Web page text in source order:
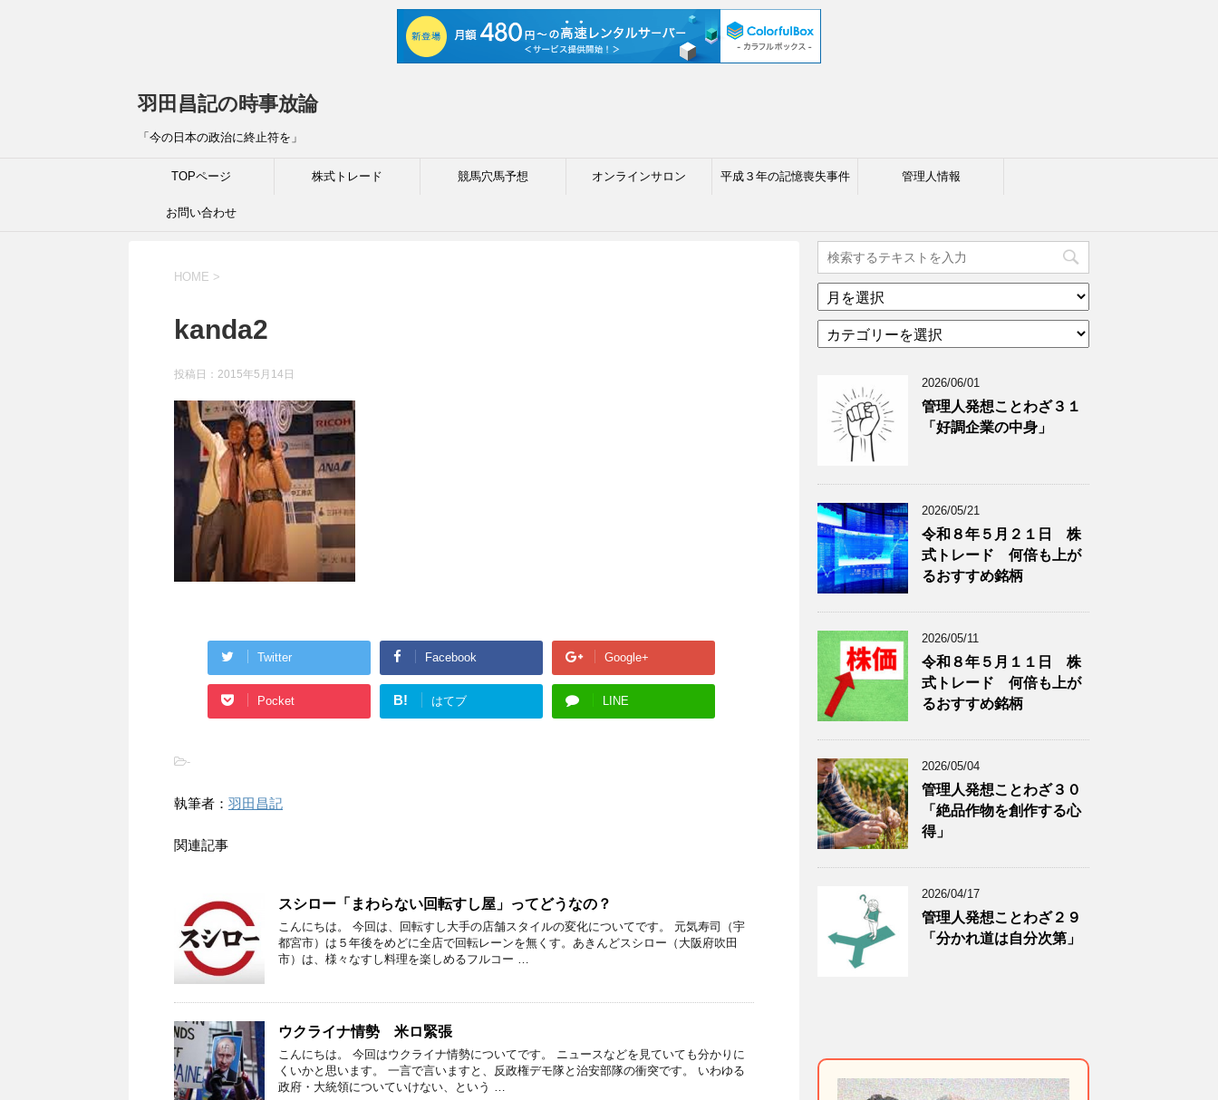
羽田昌記の時事放論
「今の日本の政治に終止符を」
TOPページ 株式トレード 競馬穴馬予想 オンラインサロン 平成３年の記憶喪失事件 管理人情報
お問い合わせ
HOME >
kanda2
投稿日： 2015年5月14日
Twitter Facebook Google+
Pocket B! はてブ LINE
-
執筆者： 羽田昌記
関連記事
スシロー「まわらない回転すし屋」ってどうなの？
こんにちは。 今回は、回転すし大手の店舗スタイルの変化についてです。 元気寿司（宇
都宮市）は５年後をめどに全店で回転レーンを無くす。あきんどスシロー（大阪府吹田
市）は、様々なすし料理を楽しめるフルコー …
ウクライナ情勢 米ロ緊張
こんにちは。 今回はウクライナ情勢についてです。 ニュースなどを見ていても分かりに
くいかと思います。 一言で言いますと、反政権デモ隊と治安部隊の衝突です。 いわゆる
政府・大統領についていけない、という …
ア
ー
イ
グ
記
事
を
表
示
テ
ー
グ
記
事
を
表
示
2026/06/01
管理人発想ことわざ３１
「好調企業の中身」
2026/05/21
令和８年５月２１日 株
式トレード 何倍も上が
るおすすめ銘柄
2026/05/11
令和８年５月１１日 株
式トレード 何倍も上が
るおすすめ銘柄
2026/05/04
管理人発想ことわざ３０
「絶品作物を創作する心
得」
2026/04/17
管理人発想ことわざ２９
「分かれ道は自分次第」